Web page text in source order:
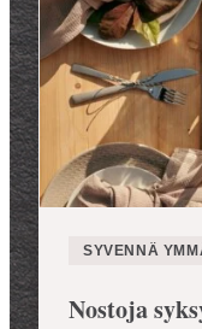
SYVENNÄ
Nostoja